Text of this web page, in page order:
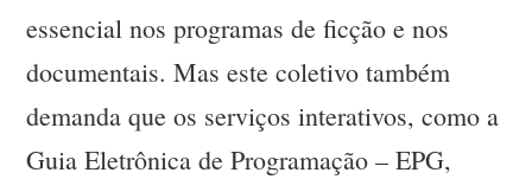
essencial nos programas de ficção e nos
documentais. Mas este coletivo também
demanda que os serviços interativos, como a
Guia Eletrônica de Programação – EPG,